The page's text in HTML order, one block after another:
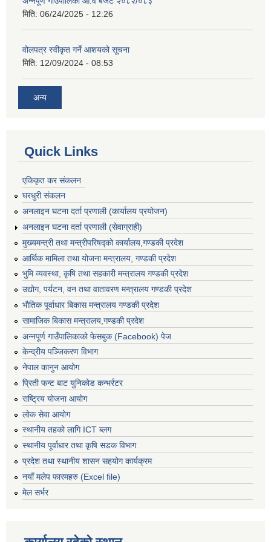
मिति: 06/24/2025 - 12:26
वोलपत्र स्वीकृत गर्ने आशयको सूचना
मिति: 12/09/2024 - 08:53
अन्य
Quick Links
एकिकृत कर संकलन
घरधुरी संकलन
अनलाइन घटना दर्ता प्रणाली (कार्यालय प्रयोजन)
अनलाइन घटना दर्ता प्रणाली (सेवाग्राही)
मुख्यमन्त्री तथा मन्त्रीपरिषद्को कार्यालय,गण्डकी प्रदेश
आर्थिक मामिला तथा योजना मन्त्रालय, गण्डकी प्रदेश
भुमि व्यवस्था, कृषि तथा सहकारी मन्त्रालय गण्डकी प्रदेश
उद्योग, पर्यटन, वन तथा वातावरण मन्त्रालय गण्डकी प्रदेश
भौतिक पूर्वाधार बिकास मन्त्रालय गण्डकी प्रदेश
सामाजिक बिकास मन्त्रालय,गण्डकी प्रदेश
अन्नपूर्ण गाउँपालिकाको फेसबुक (Facebook) पेज
केन्द्रीय पञ्जिकरण विभाग
नेपाल कानुन आयोग
प्रिती फन्ट बाट युनिकोड कन्भर्रटर
राष्ट्रिय योजना आयोग
लोक सेवा आयोग
स्थानीय तहको लागि ICT ब्लग
स्थानीय पूर्वाधार तथा कृषि सडक विभाग
प्रदेश तथा स्थानीय शासन सहयोग कार्यक्रम
नयाँ मलेप फारमहरु (Excel file)
मेल सर्भर